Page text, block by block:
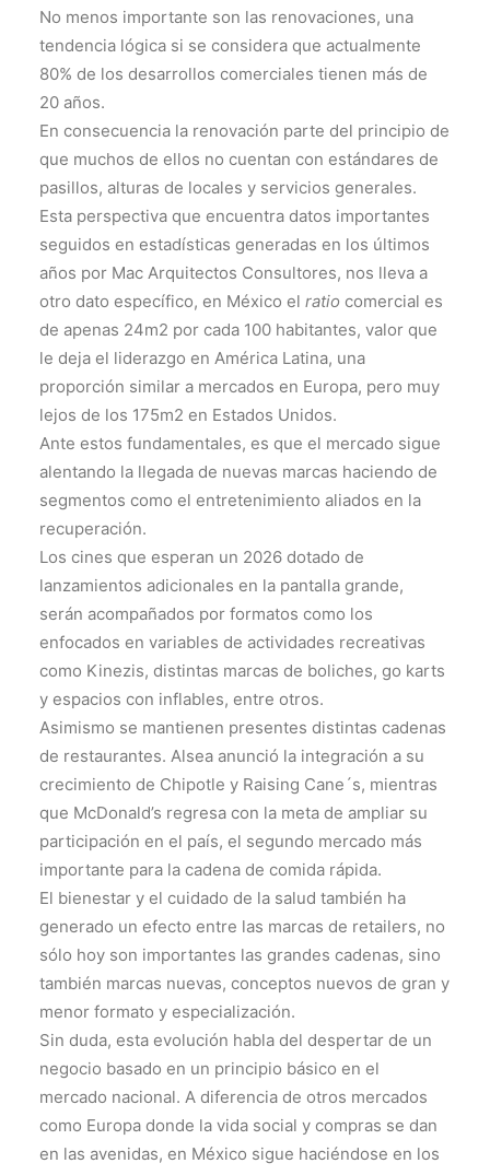
No menos importante son las renovaciones, una
tendencia lógica si se considera que actualmente
80% de los desarrollos comerciales tienen más de
20 años.
En consecuencia la renovación parte del principio de
que muchos de ellos no cuentan con estándares de
pasillos, alturas de locales y servicios generales.
Esta perspectiva que encuentra datos importantes
seguidos en estadísticas generadas en los últimos
años por Mac Arquitectos Consultores, nos lleva a
otro dato específico, en México el ratio comercial es
de apenas 24m2 por cada 100 habitantes, valor que
le deja el liderazgo en América Latina, una
proporción similar a mercados en Europa, pero muy
lejos de los 175m2 en Estados Unidos.
Ante estos fundamentales, es que el mercado sigue
alentando la llegada de nuevas marcas haciendo de
segmentos como el entretenimiento aliados en la
recuperación.
Los cines que esperan un 2026 dotado de
lanzamientos adicionales en la pantalla grande,
serán acompañados por formatos como los
enfocados en variables de actividades recreativas
como Kinezis, distintas marcas de boliches, go karts
y espacios con inflables, entre otros.
Asimismo se mantienen presentes distintas cadenas
de restaurantes. Alsea anunció la integración a su
crecimiento de Chipotle y Raising Cane´s, mientras
que McDonald’s regresa con la meta de ampliar su
participación en el país, el segundo mercado más
importante para la cadena de comida rápida.
El bienestar y el cuidado de la salud también ha
generado un efecto entre las marcas de retailers, no
sólo hoy son importantes las grandes cadenas, sino
también marcas nuevas, conceptos nuevos de gran y
menor formato y especialización.
Sin duda, esta evolución habla del despertar de un
negocio basado en un principio básico en el
mercado nacional. A diferencia de otros mercados
como Europa donde la vida social y compras se dan
en las avenidas, en México sigue haciéndose en los